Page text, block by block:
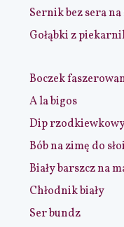
Sernik bez sera
Gołąbki z
Boczek
A la bigos
Dip
Bób na zimę do
Biały barszcz na
Chłodnik biały
Ser bundz